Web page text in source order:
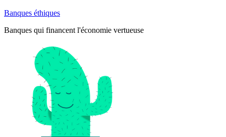
Banques éthiques
Banques qui financent l'économie vertueuse